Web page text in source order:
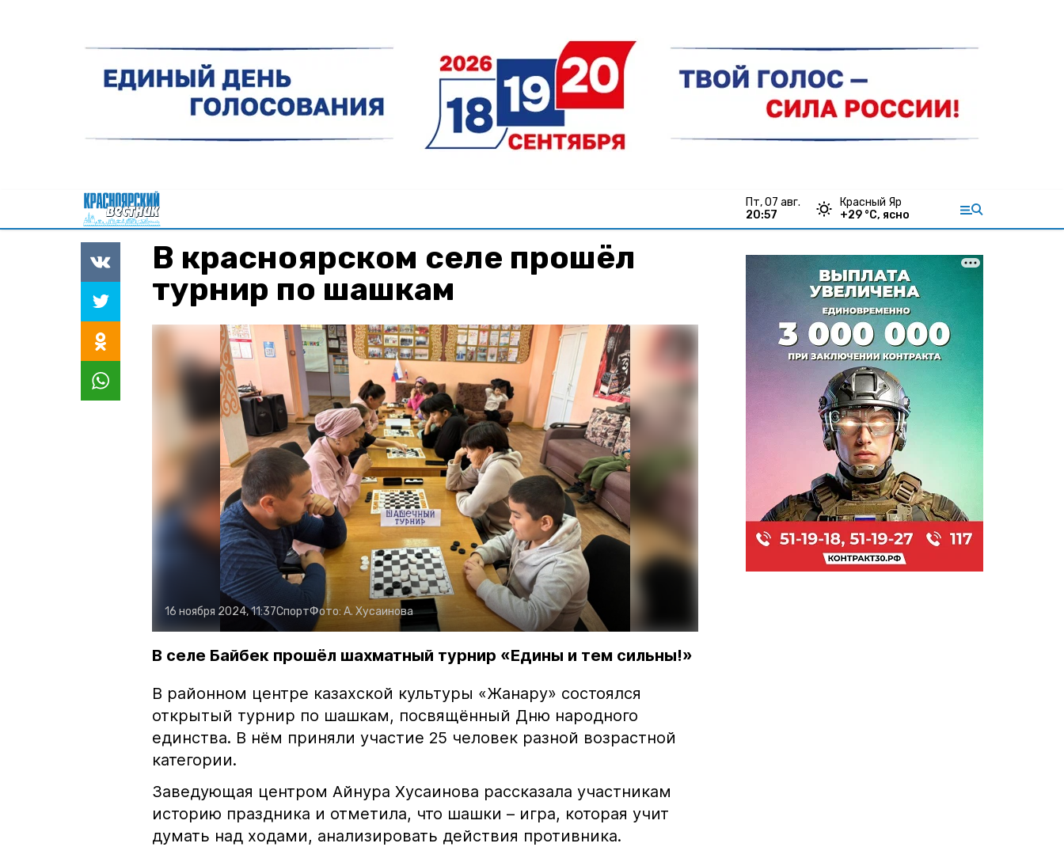
пт, 07 авг.
20:57
Красный Яр
+29 °С, ясно
В красноярском селе прошёл
турнир по шашкам
16 ноября 2024, 11:37СпортФото: А. Хусаинова
В селе Байбек прошёл шахматный турнир «Едины и тем сильны!»
В районном центре казахской культуры «Жанару» состоялся
открытый турнир по шашкам, посвящённый Дню народного
единства. В нём приняли участие 25 человек разной возрастной
категории.
Заведующая центром Айнура Хусаинова рассказала участникам
историю праздника и отметила, что шашки – игра, которая учит
думать над ходами, анализировать действия противника.